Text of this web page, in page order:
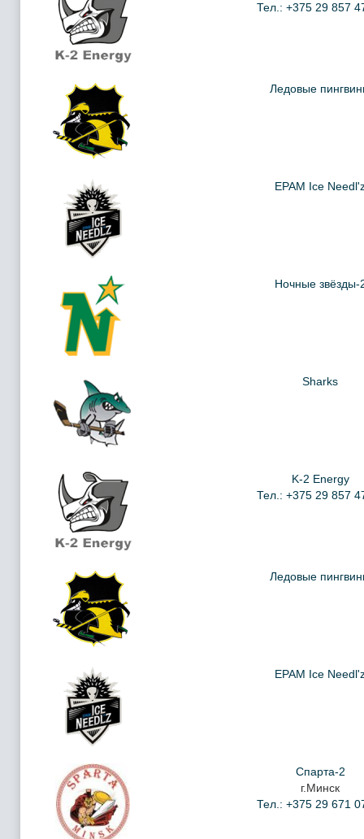
Тел.: +375 29 857
Ледовые
EPAM Ice
Ночные звёзды-
Sharks
K-2 Energy
Тел.: +375 29 857
Ледовые
EPAM Ice
Спарта-2
г.Минск
Тел.: +375 29 671